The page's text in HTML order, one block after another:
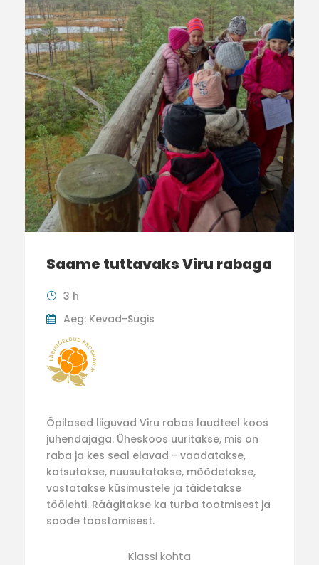
Saame tuttavaks Viru rabaga
3 h
Aeg: Kevad-Sügis
Õpilased liiguvad Viru rabas laudteel koos
juhendajaga. Üheskoos uuritakse, mis on
raba ja kes seal elavad - vaadatakse,
katsutakse, nuusutatakse, mõõdetakse,
vastatakse küsimustele ja täidetakse
töölehti. Räägitakse ka turba tootmisest ja
soode taastamisest.
Klassi kohta